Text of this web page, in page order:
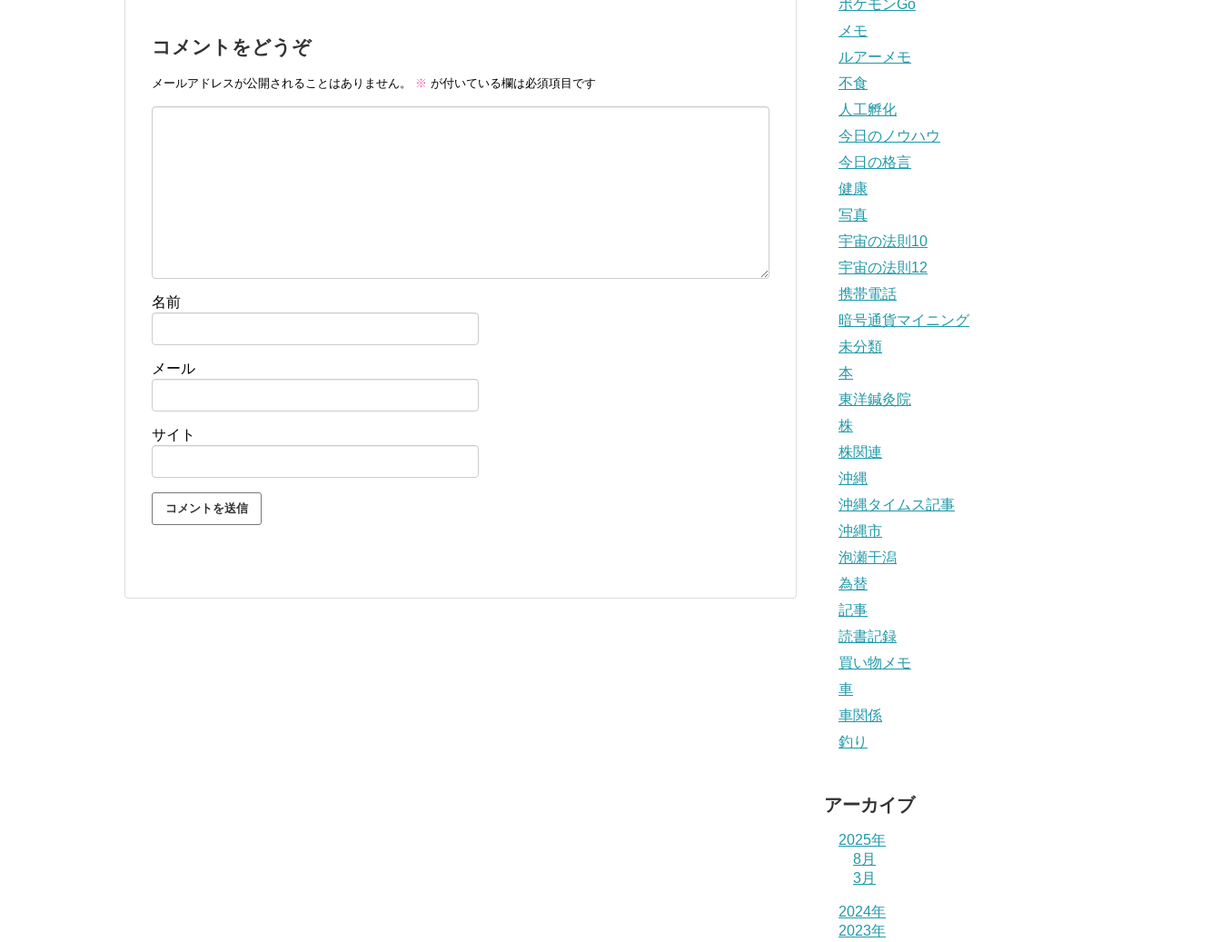
コメントをどうぞ
メールアドレスが公開されることはありません。 ※ が付いている欄は必須項目です
名前
メール
サイト
ポケモンGo
メモ
ルアーメモ
不食
人工孵化
今日のノウハウ
今日の格言
健康
写真
宇宙の法則10
宇宙の法則12
携帯電話
暗号通貨マイニング
未分類
本
東洋鍼灸院
株
株関連
沖縄
沖縄タイムス記事
沖縄市
泡瀬干潟
為替
記事
読書記録
買い物メモ
車
車関係
釣り
アーカイブ
2025年
8月
3月
2024年
2023年